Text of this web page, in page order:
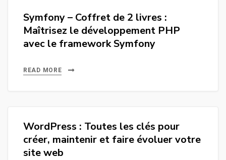
Symfony – Coffret de 2 livres :
Maîtrisez le développement PHP
avec le framework Symfony
READ MORE
WordPress : Toutes les clés pour
créer, maintenir et faire évoluer votre
site web